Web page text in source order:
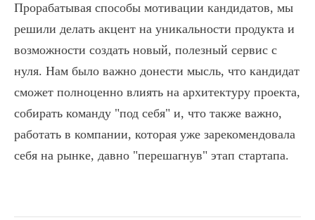
Прорабатывая способы мотивации кандидатов, мы
решили делать акцент на уникальности продукта и
возможности создать новый, полезный сервис с
нуля. Нам было важно донести мысль, что кандидат
сможет полноценно влиять на архитектуру проекта,
собирать команду "под себя" и, что также важно,
работать в компании, которая уже зарекомендовала
себя на рынке, давно "перешагнув" этап стартапа.